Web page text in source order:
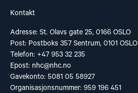
Kontakt
Adresse: St. Olavs gate 25, 0166 OSLO
Post: Postboks 357 Sentrum, 0101 OSLO
Telefon: +47 953 32 235
Epost: nhc@nhc.no
Gavekonto: 5081 05 58927
Organisasjonsnummer: 959 196 451